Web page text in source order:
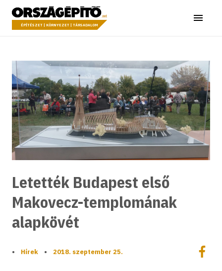
a tartalomhoz
Országépítő
ÉPÍTÉSZET | KÖRNYEZET | TÁRSADALOM Menü
Letették Budapest első
Makovecz-templomának
alapkövét
• Hírek • 2018. szeptember 25.